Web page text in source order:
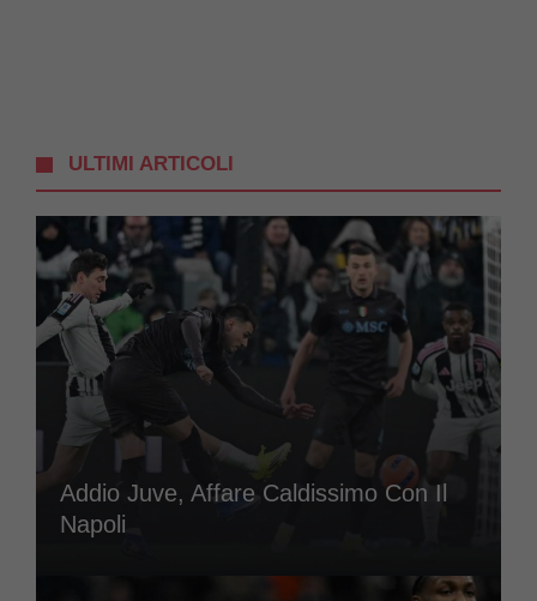
ULTIMI ARTICOLI
Addio Juve, Affare Caldissimo Con Il
Napoli